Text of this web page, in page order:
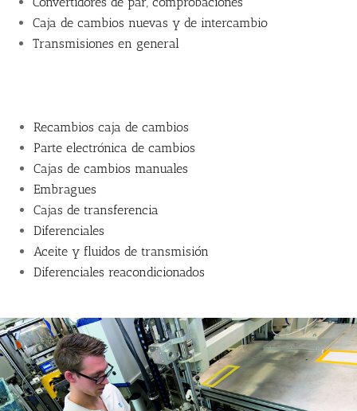
Caja de cambios nuevas y de intercambio
Transmisiones en general
Recambios caja de cambios
Parte electrónica de cambios
Cajas de cambios manuales
Embragues
Cajas de transferencia
Diferenciales
Aceite y fluidos de transmisión
Diferenciales reacondicionados